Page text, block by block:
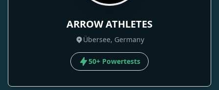
ARROW ATHLETES
Übersee, Germany
50+ Powertests